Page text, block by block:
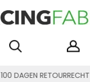
100 DAGEN RETOURRECHT